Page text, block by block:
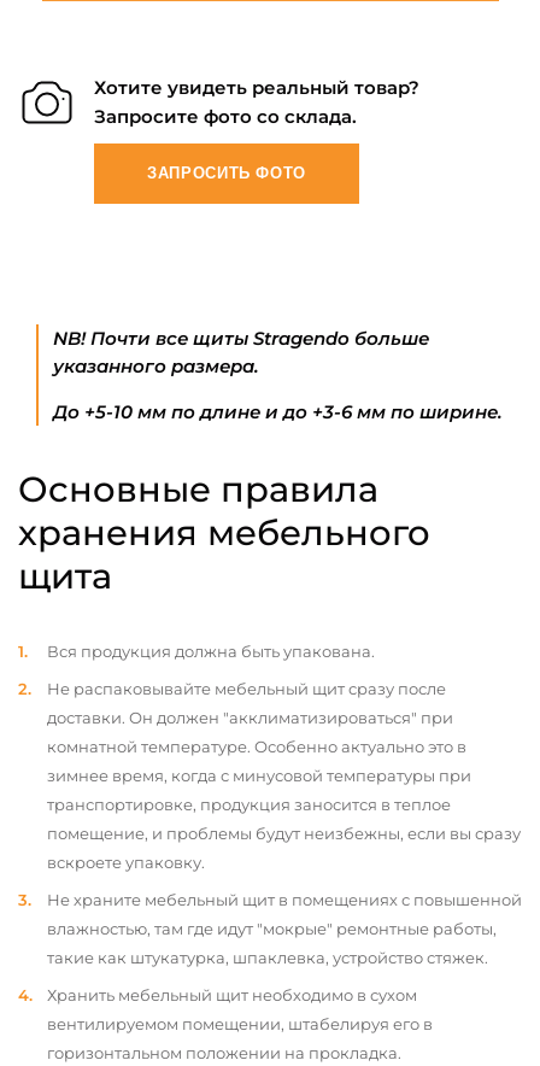
Хотите увидеть реальный товар?
Запросите фото со склада.
ЗАПРОСИТЬ ФОТО
NB! Почти все щиты Stragendo больше
указанного размера.
До +5-10 мм по длине и до +3-6 мм по ширине.
Основные правила
хранения мебельного
щита
Вся продукция должна быть упакована.
Не распаковывайте мебельный щит сразу после
доставки. Он должен "акклиматизироваться" при
комнатной температуре. Особенно актуально это в
зимнее время, когда с минусовой температуры при
транспортировке, продукция заносится в теплое
помещение, и проблемы будут неизбежны, если вы сразу
вскроете упаковку.
Не храните мебельный щит в помещениях с повышенной
влажностью, там где идут "мокрые" ремонтные работы,
такие как штукатурка, шпаклевка, устройство стяжек.
Хранить мебельный щит необходимо в сухом
вентилируемом помещении, штабелируя его в
горизонтальном положении на прокладка.